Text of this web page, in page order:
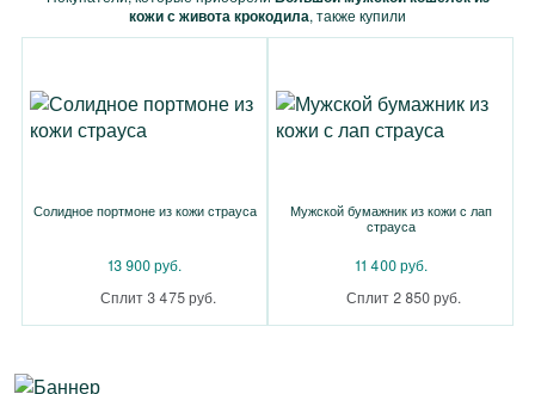
кожи с живота крокодила, также купили
Солидное портмоне из кожи страуса
13 900 руб.
Сплит 3 475 руб.
Мужской бумажник из кожи с лап
страуса
11 400 руб.
Сплит 2 850 руб.